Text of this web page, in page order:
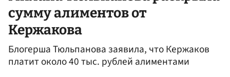
сумму алиментов от
Кержакова
Блогерша Тюльпанова заявила, что Кержаков
платит около 40 тыс. рублей алиментами